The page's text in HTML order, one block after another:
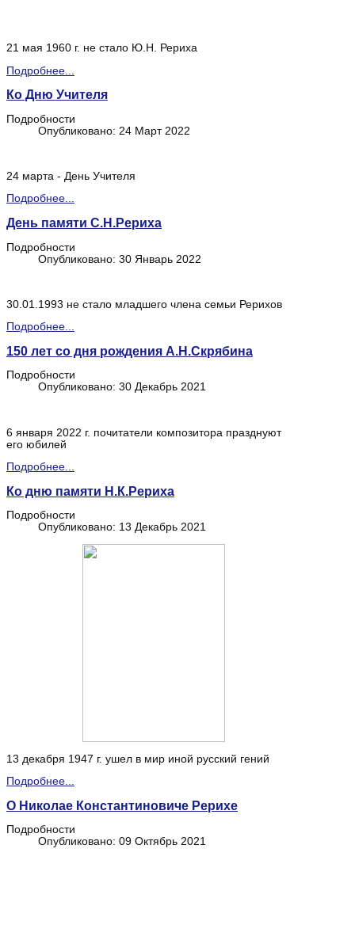
21 мая 1960 г. не стало Ю.Н. Рериха
Подробнее...
Ко Дню Учителя
Подробности
Опубликовано: 24 Март 2022
24 марта - День Учителя
Подробнее...
День памяти С.Н.Рериха
Подробности
Опубликовано: 30 Январь 2022
30.01.1993 не стало младшего члена семьи Рерихов
Подробнее...
150 лет со дня рождения А.Н.Скрябина
Подробности
Опубликовано: 30 Декабрь 2021
6 января 2022 г. почитатели композитора празднуют
его юбилей
Подробнее...
Ко дню памяти Н.К.Рериха
Подробности
Опубликовано: 13 Декабрь 2021
13 декабря 1947 г. ушел в мир иной русский гений
Подробнее...
О Николае Константиновиче Рерихе
Подробности
Опубликовано: 09 Октябрь 2021